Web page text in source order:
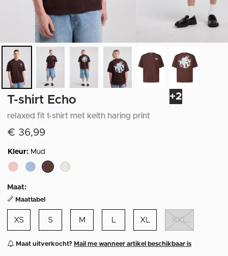
+2
T-shirt Echo
relaxed fit t-shirt met keith haring print
€ 36,99
Kleur: Mud
Maat:
Maattabel
XS S M XL XXL
Maat uitverkocht? Mail me wanneer artikel beschikbaar is